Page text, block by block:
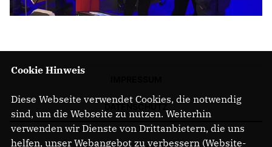
Cookie Hinweis
Diese Webseite verwendet Cookies, die notwendig
sind, um die Webseite zu nutzen. Weiterhin
verwenden wir Dienste von Drittanbietern, die uns
helfen, unser Webangebot zu verbessern (Website-